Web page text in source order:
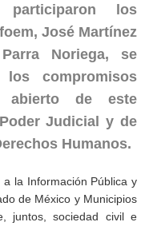
los
José Martínez
Noriega, se
compromisos
abierto de este
Judicial y de
Humanos.
la Información Pública y
de México y Municipios
juntos, sociedad civil e